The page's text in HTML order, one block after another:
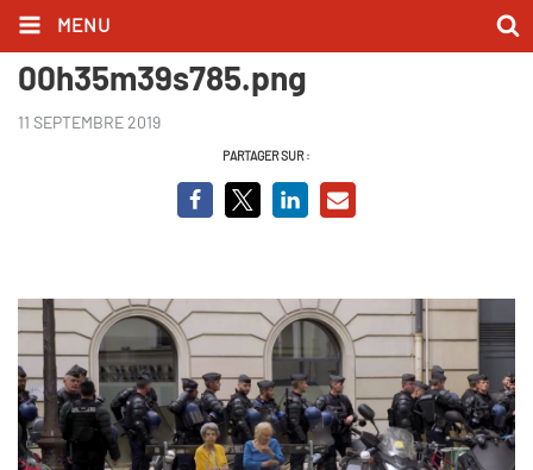
MENU
vlcsnap-2018-10-03-
00h35m39s785.png
11 SEPTEMBRE 2019
PARTAGER SUR :